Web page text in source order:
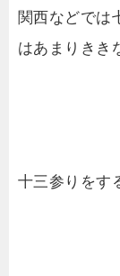
関西などでは
はあまりきき
十三参りをす